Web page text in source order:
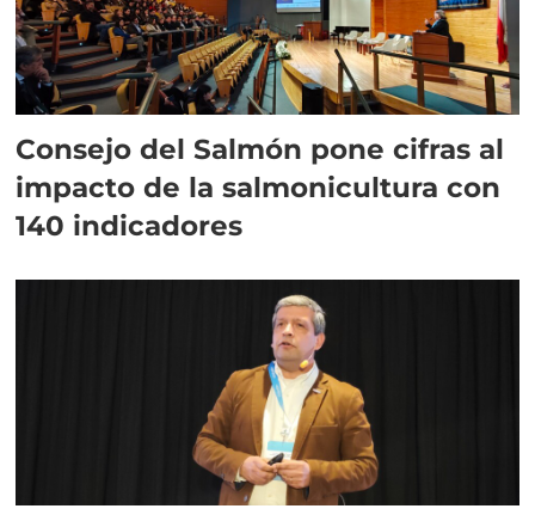
Consejo del Salmón pone cifras al
impacto de la salmonicultura con
140 indicadores